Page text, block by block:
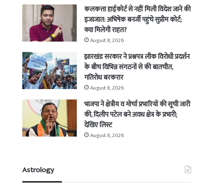
कलकत्ता हाईकोर्ट से नहीं मिली विदेश जाने की
इजाजात: अभिषेक बनर्जी पहुंचे सुप्रीम कोर्ट;
क्या मिलेगी राहत?
August 8, 2026
झारखंड सरकार ने प्रश्नपत्र लीक विरोधी प्रदर्शन
के बीच विभिन्न संगठनों से की बातचीत,
गतिरोध बरकरार
August 8, 2026
भाजपा ने क्षेत्रीय व मोर्चा प्रभारियों की सूची जारी
की, दिलीप पटेल बने अवध क्षेत्र के प्रभारी;
देखिए लिस्ट
August 8, 2026
Astrology